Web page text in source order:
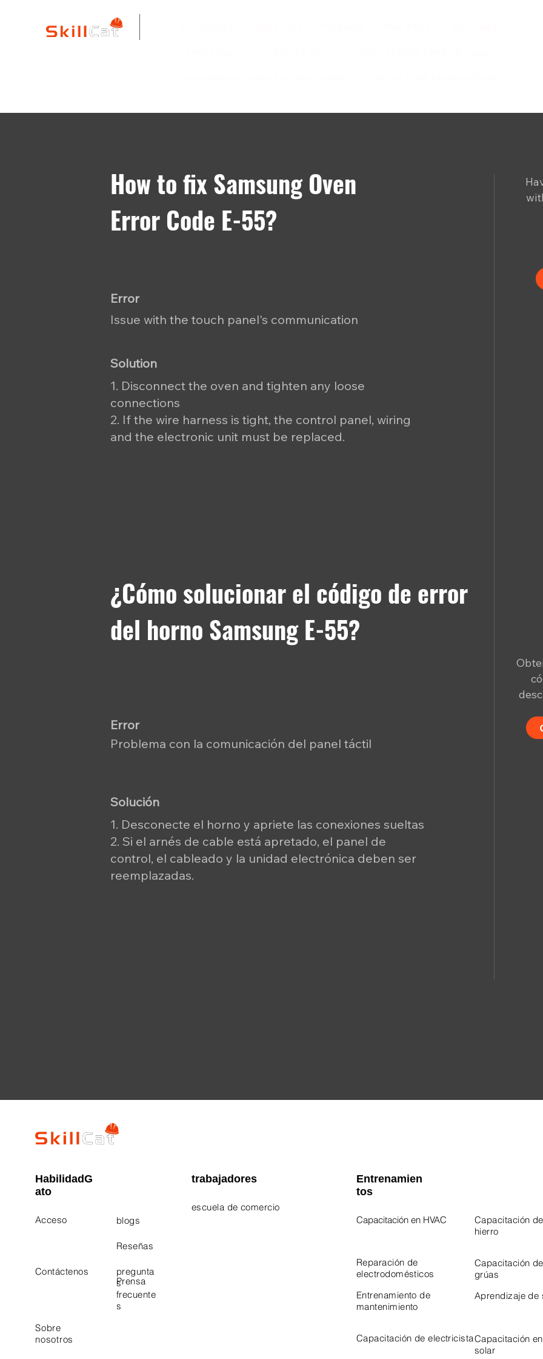
How to fix Samsung Oven
Error Code E-55?
Error
Issue with the touch panel's communication
Solution
1. Disconnect the oven and tighten any loose
connections
2. If the wire harness is tight, the control panel, wiring
and the electronic unit must be replaced.
¿Cómo solucionar el código de error
del horno Samsung E-55?
Error
Problema con la comunicación del panel táctil
Solución
1. Desconecte el horno y apriete las conexiones sueltas
2. Si el arnés de cable está apretado, el panel de
control, el cableado y la unidad electrónica deben ser
reemplazadas.
HabilidadG
ato
Acceso
Contáctenos
blogs
Reseñas
pregunta
s
frecuente
s
Sobre
nosotros
Prensa
trabajadores
escuela de comercio
Entrenamien
tos
Capacitación en HVAC
Capacitación
hierro
Reparación de
electrodomésticos
Capacitación
grúas
Entrenamiento de
mantenimiento
Aprendizaje de
Capacitación de electricistaCapacitación
solar